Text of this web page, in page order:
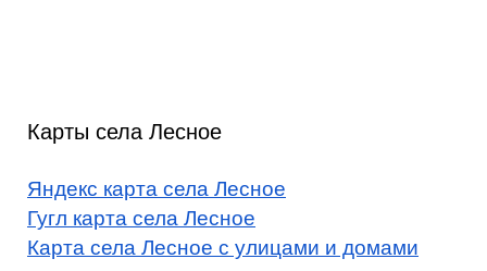
Карты села Лесное
Яндекс карта села Лесное
Гугл карта села Лесное
Карта села Лесное с улицами и домами